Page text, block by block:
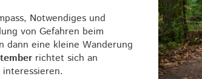
Notwendiges und
von Gefahren beim
dann eine kleine Wanderung
richtet sich an